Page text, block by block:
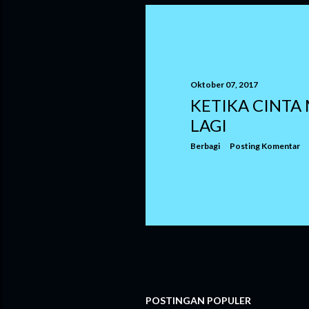
Oktober 07, 2017
KETIKA CINTA
LAGI
Berbagi Posting Komentar
POSTINGAN POPULER